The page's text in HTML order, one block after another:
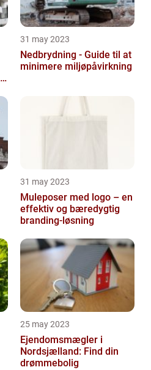
31 may 2023
Nedbrydning - Guide til at
minimere miljøpåvirkning
31 may 2023
Muleposer med logo – en
effektiv og bæredygtig
branding-løsning
25 may 2023
Ejendomsmægler i
Nordsjælland: Find din
drømmebolig